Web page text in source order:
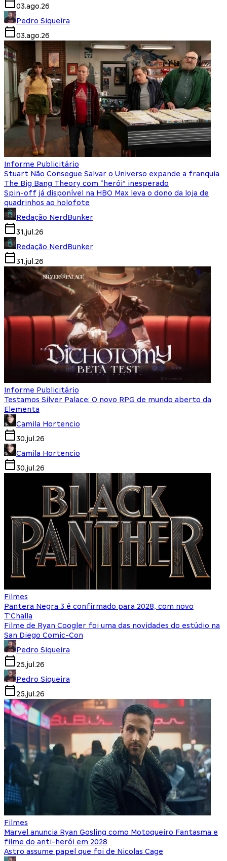
03.ago.26
Pedro Siqueira
03.ago.26
Informe Publicitário
Stuart Não Consegue Salvar o Universo expande a franquia
The Big Bang Theory com “herói” inesperado
Spin-off já disponível na HBO Max leva o dono da loja de
quadrinhos ao holofote
Redação NerdBunker
31.jul.26
Redação NerdBunker
31.jul.26
Informe Publicitário
Testamos Silver Palace: O novo RPG de mundo aberto da
Elementa
Camila Hortencio
30.jul.26
Camila Hortencio
30.jul.26
Filmes
Pantera Negra 3 é confirmado para 2028, com novo
T'Challa
Filme de Ryan Coogler foi uma das novidades do estúdio na
San Diego Comic-Con
Pedro Siqueira
25.jul.26
Pedro Siqueira
25.jul.26
Filmes
Marvel anuncia Ryan Gosling como Motoqueiro Fantasma e
filme do anti-herói em 2028
Astro assume papel que foi de Nicolas Cage